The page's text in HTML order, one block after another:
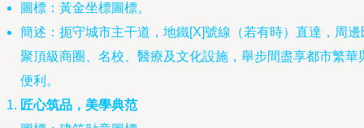
圖標：黃金坐標圖標。
簡述：扼守城市主干道，地鐵[X]號線（若有時）直達，周邊
聚頂級商圈、名校、醫療及文化設施，舉步間盡享都市繁華
便利。
匠心筑品，美學典范